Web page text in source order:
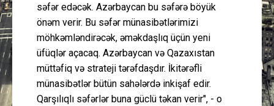
səfər edəcək. Azərbaycan bu səfərə böyük
önəm verir. Bu səfər münasibətlərimizi
möhkəmləndirəcək, əməkdaşlıq üçün yeni
üfüqlər açacaq. Azərbaycan və Qazaxıstan
müttəfiq və strateji tərəfdaşdır. İkitərəfli
münasibətlər bütün sahələrdə inkişaf edir.
Qarşılıqlı səfərlər buna güclü təkan verir", - o